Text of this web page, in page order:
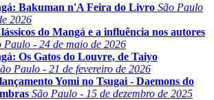
Bakuman n'A Feira do Livro São Paulo
2026
do Mangá e a influência nos autores
Paulo - 24 de maio de 2026
Os Gatos do Louvre, de Taiyo
Paulo - 21 de fevereiro de 2026
Yomi no Tsugai - Daemons do
São Paulo - 15 de dezembro de 2025